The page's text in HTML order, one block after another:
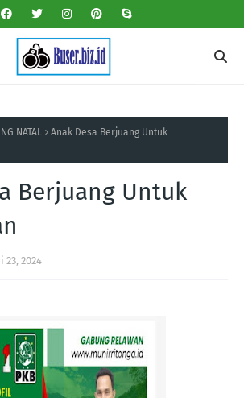
NATAL
Anak Desa Berjuang Untuk
Berjuang Untuk
23, 2024